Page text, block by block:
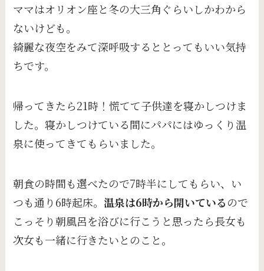
ママはオリオン座と冬の大三角ぐらいしかわから
ないけども。
綺麗な夜空をみて深呼吸するととってもいい気持
ちです。
帰ってきたら21時！慌てて子供達を寝かしつけま
した。寝かしつけている間にパパにはゆっくり温
泉に使ってきてもらいました。
朝食の時間も選べたので7時半にしてもらい、い
つも通り6時起床。 温泉は6時から開いているので
こっそり朝風呂を浴びに行こうと思ったら長女も
次女も一緒に行きたいとのこと。